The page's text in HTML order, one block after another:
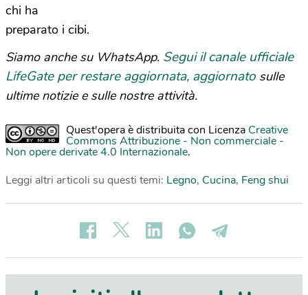
chi ha
preparato i cibi.
Siamo anche su WhatsApp. Segui il canale ufficiale
LifeGate per restare aggiornata, aggiornato sulle
ultime notizie e sulle nostre attività.
Quest'opera è distribuita con Licenza Creative
Commons Attribuzione - Non commerciale -
Non opere derivate 4.0 Internazionale.
Leggi altri articoli su questi temi: Legno, Cucina, Feng shui